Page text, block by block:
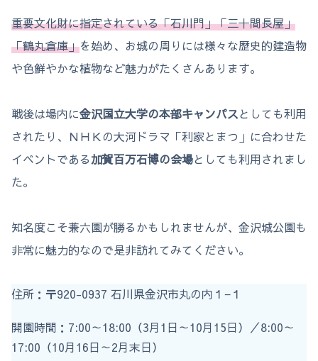
重要文化財に指定されている「石川門」「三十間長屋」
「鶴丸倉庫」を始め、お城の周りには様々な歴史的建造物
や色鮮やかな植物など魅力がたくさんあります。
戦後は場内に金沢国立大学の本部キャンパスとしても利用
されたり、ＮＨＫの大河ドラマ「利家とまつ」に合わせた
イベントである加賀百万石博の会場としても利用されまし
た。
知名度こそ兼六園が勝るかもしれませんが、金沢城公園も
非常に魅力的なので是非訪れてみてください。
住所：〒920-0937 石川県金沢市丸の内１−１
開園時間：7:00～18:00（3月1日～10月15日）／8:00～
17:00（10月16日～2月末日）